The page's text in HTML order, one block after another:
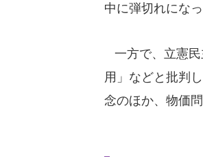
中に弾切れにな
一方で、立憲民
用」などと批判
念のほか、物価